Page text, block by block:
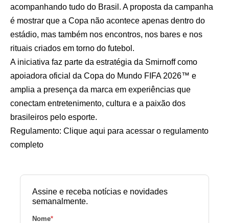
acompanhando tudo do Brasil. A proposta da campanha
é mostrar que a Copa não acontece apenas dentro do
estádio, mas também nos encontros, nos bares e nos
rituais criados em torno do futebol.
A iniciativa faz parte da estratégia da Smirnoff como
apoiadora oficial da Copa do Mundo FIFA 2026™ e
amplia a presença da marca em experiências que
conectam entretenimento, cultura e a paixão dos
brasileiros pelo esporte.
Regulamento: Clique aqui para acessar o regulamento
completo
Assine e receba notícias e novidades
semanalmente.
Nome*